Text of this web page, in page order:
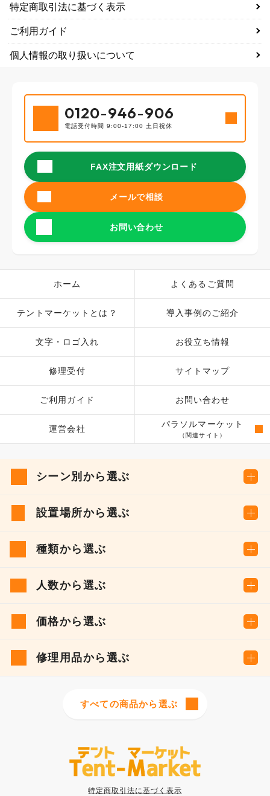
特定商取引法に基づく表示
ご利用ガイド
個人情報の取り扱いについて
0120-946-906
電話受付時間 9:00-17:00 土日祝休
FAX注文用紙ダウンロード
メールで相談
お問い合わせ
ホーム
テントマーケットとは？
文字・ロゴ入れ
修理受付
ご利用ガイド
運営会社
よくあるご質問
導入事例のご紹介
お役立ち情報
サイトマップ
お問い合わせ
パラソルマーケット
（関連サイト）
シーン別から選ぶ
設置場所から選ぶ
種類から選ぶ
人数から選ぶ
価格から選ぶ
修理用品から選ぶ
すべての商品から選ぶ
特定商取引法に基づく表示